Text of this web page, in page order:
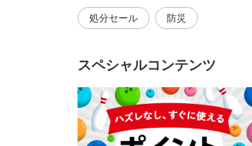
処分セール 防災
スペシャルコンテンツ